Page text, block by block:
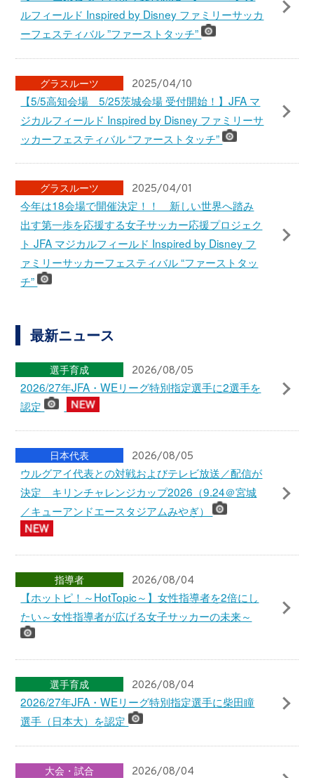
サイトについて
アクセシビリティ方針
利用規約
個人情報保護方針
個人番号及び特定個人情報の適正な取扱いの確保
に関する基本方針
プライバシーポリシー
JFAカスタマーハラスメント対応方針
アーカイブ
メディアの皆様へ
キャリア採用について